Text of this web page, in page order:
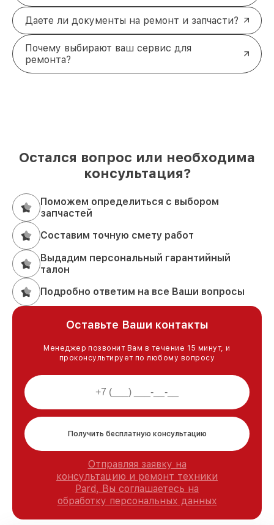
Даете ли документы на ремонт и запчасти?
Почему выбирают ваш сервис для
ремонта?
Остался вопрос или необходима
консультация?
Поможем определиться с выбором
запчастей
Составим точную смету работ
Выдадим персональный гарантийный
талон
Подробно ответим на все Ваши вопросы
Оставьте Ваши контакты
Менеджер позвонит Вам в течение 15 минут, и
проконсультирует по любому вопросу
Получить бесплатную консультацию
Отправляя заявку на
консультацию и ремонт техники
Pard, Вы соглашаетесь на
обработку персональных данных